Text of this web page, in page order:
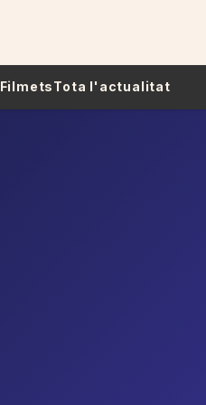
FilmetsTota l'actualitat